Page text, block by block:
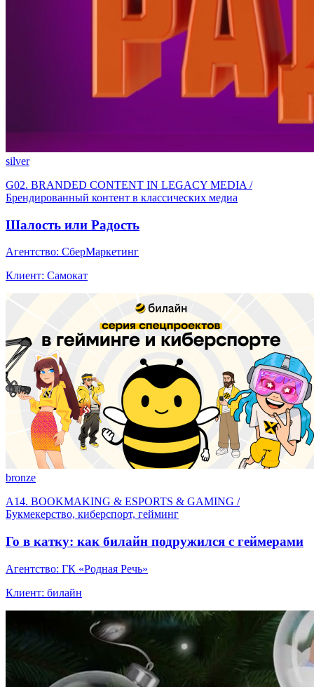
silver
G02. BRANDED CONTENT IN LEGACY MEDIA /
Брендированный контент в классических медиа
Шалость или Радость
Агентство: СберМаркетинг
Клиент: Самокат
bronze
A14. BOOKMAKING & ESPORTS & GAMING /
Букмекерство, киберспорт, гейминг
Го в катку: как билайн подружился с геймерами
Агентство: ГК «Родная Речь»
Клиент: билайн